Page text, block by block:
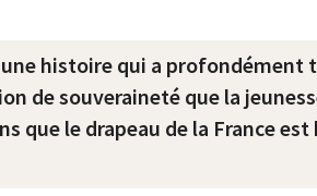
histoire qui a profondément
de souveraineté que la
le drapeau de la France est